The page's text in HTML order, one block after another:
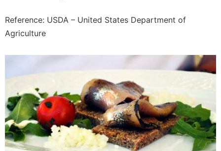
Reference: USDA – United States Department of
Agriculture